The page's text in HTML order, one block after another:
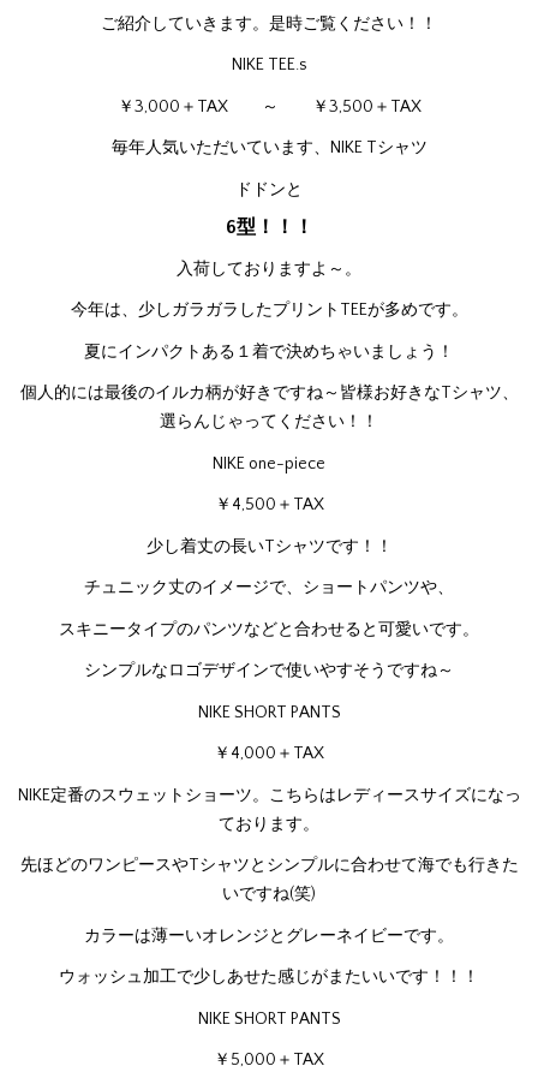
ご紹介していきます。是時ご覧ください！！
NIKE TEE.s
￥3,000＋TAX ～ ￥3,500＋TAX
毎年人気いただいています、NIKE Tシャツ
ドドンと
6型！！！
入荷しておりますよ～。
今年は、少しガラガラしたプリントTEEが多めです。
夏にインパクトある１着で決めちゃいましょう！
個人的には最後のイルカ柄が好きですね～皆様お好きなTシャツ、
選らんじゃってください！！
NIKE one-piece
￥4,500＋TAX
少し着丈の長いTシャツです！！
チュニック丈のイメージで、ショートパンツや、
スキニータイプのパンツなどと合わせると可愛いです。
シンプルなロゴデザインで使いやすそうですね～
NIKE SHORT PANTS
￥4,000＋TAX
NIKE定番のスウェットショーツ。こちらはレディースサイズになっ
ております。
先ほどのワンピースやTシャツとシンプルに合わせて海でも行きた
いですね(笑)
カラーは薄ーいオレンジとグレーネイビーです。
ウォッシュ加工で少しあせた感じがまたいいです！！！
NIKE SHORT PANTS
￥5,000＋TAX